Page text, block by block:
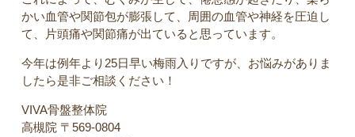
かい血管や関節包が膨張して、周囲の血管や神経を圧迫し
て、片頭痛や関節痛が出ていると思っています。
今年は例年より25日早い梅雨入りですが、お悩みがありま
したら是非ご相談ください！
VIVA骨盤整体院
高槻院 〒569-0804